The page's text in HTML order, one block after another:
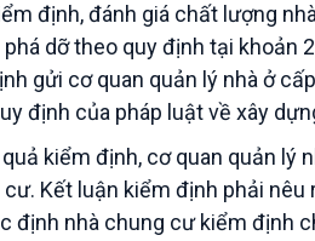
định, đánh giá chất lượng
dỡ theo quy định tại khoản
gửi cơ quan quản lý nhà ở
định của pháp luật về xây
kiểm định, cơ quan quản lý
Kết luận kiểm định phải
định nhà chung cư kiểm định